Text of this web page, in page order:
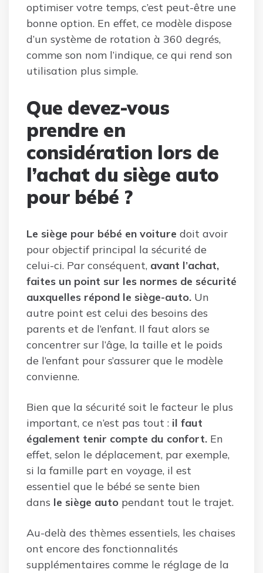
optimiser votre temps, c’est peut-être une
bonne option. En effet, ce modèle dispose
d’un système de rotation à 360 degrés,
comme son nom l’indique, ce qui rend son
utilisation plus simple.
Que devez-vous
prendre en
considération lors de
l’achat du siège auto
pour bébé ?
Le siège pour bébé en voiture doit avoir
pour objectif principal la sécurité de
celui-ci. Par conséquent, avant l’achat,
faites un point sur les normes de sécurité
auxquelles répond le siège-auto. Un
autre point est celui des besoins des
parents et de l’enfant. Il faut alors se
concentrer sur l’âge, la taille et le poids
de l’enfant pour s’assurer que le modèle
convienne.
Bien que la sécurité soit le facteur le plus
important, ce n’est pas tout : il faut
également tenir compte du confort. En
effet, selon le déplacement, par exemple,
si la famille part en voyage, il est
essentiel que le bébé se sente bien
dans le siège auto pendant tout le trajet.
Au-delà des thèmes essentiels, les chaises
ont encore des fonctionnalités
supplémentaires comme le réglage de la